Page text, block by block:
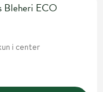
Bleheri ECO
i center